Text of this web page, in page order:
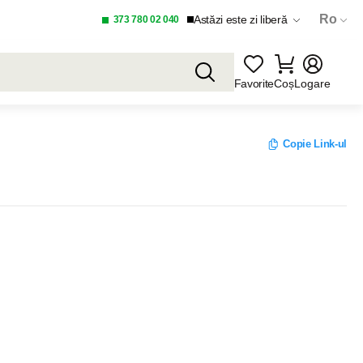
373 780 02 040 Astăzi este zi liberă Ro
FavoriteCoșLogare
Copie Link-ul